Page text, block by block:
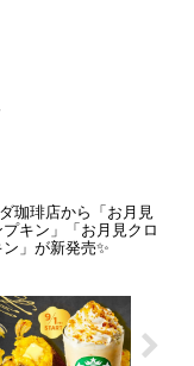
珈琲店から「お月見
キン」「お月見クロ
」が新発売✨